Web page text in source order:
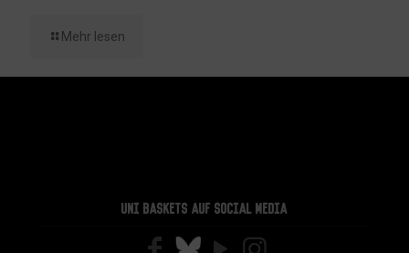
Mehr lesen
Uni Baskets auf Social Media